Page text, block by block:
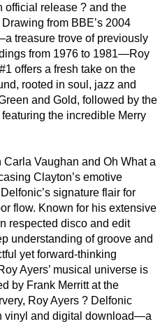
official release ? and the
from BBE’s 2004
treasure trove of previously
from 1976 to 1981―Roy
offers a fresh take on the
rooted in soul, jazz and
and Gold, followed by the
the incredible Merry
Vaughan and Oh What a
Clayton’s emotive
signature flair for
flow. Known for his extensive
respected disco and edit
understanding of groove and
yet forward-thinking
Ayers’ musical universe is
by Frank Merritt at the
Roy Ayers ? Delfonic
vinyl and digital download―a